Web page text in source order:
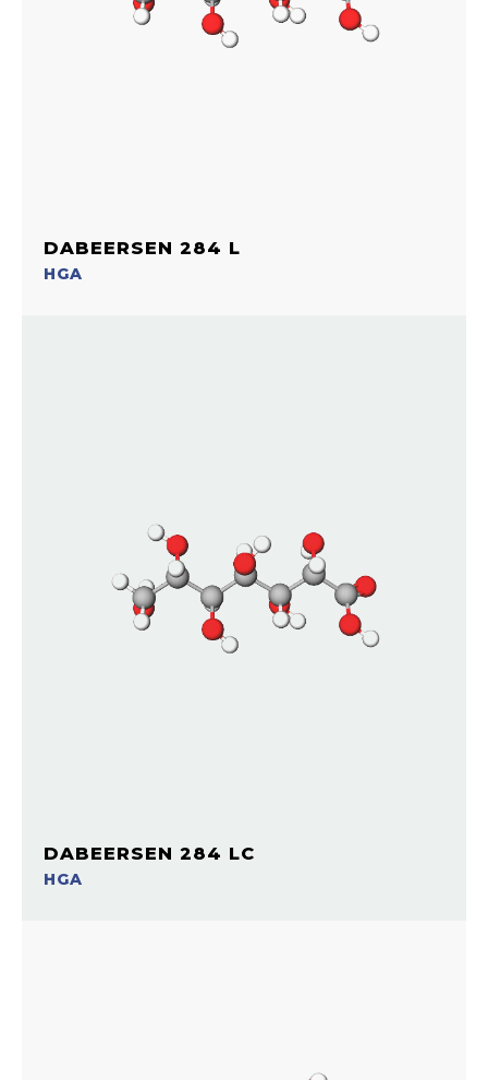
DABEERSEN 284 L
HGA
DABEERSEN 284 LC
HGA